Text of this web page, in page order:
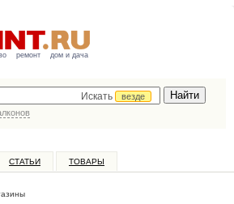
ремонт дом и дача
Искать
везде
СТАТЬИ ТОВАРЫ